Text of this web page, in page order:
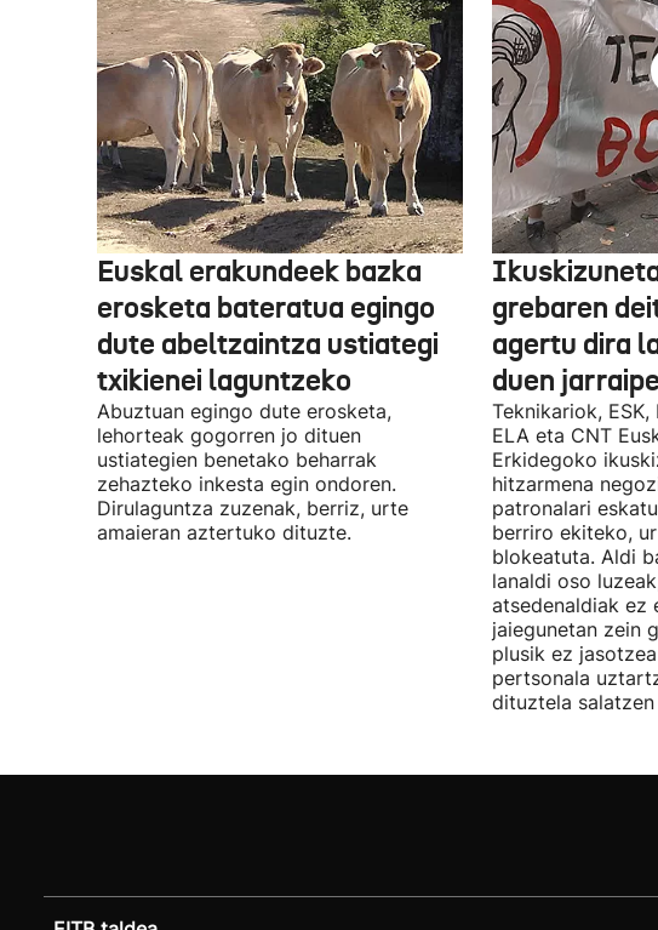
Euskal erakundeek bazka
erosketa bateratua egingo
dute abeltzaintza ustiategi
txikienei laguntzeko
Abuztuan egingo dute erosketa,
lehorteak gogorren jo dituen
ustiategien benetako beharrak
zehazteko inkesta egin ondoren.
Dirulaguntza zuzenak, berriz, urte
amaieran aztertuko dituzte.
grebaren
agertu dira
duen
Teknikariok, ESK,
ELA eta CNT
Erkidegoko
hitzarmena
patronalari
berriro ekiteko,
blokeatuta. Aldi
lanaldi oso
atsedenaldiak ez
jaiegunetan zein
plusik ez
pertsonala
dituztela